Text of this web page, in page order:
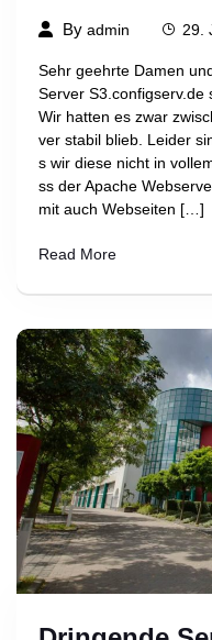
By admin 29.
Sehr geehrte Damen
Server S3.configserv.de
Wir hatten es zwar
ver stabil blieb. Leider
s wir diese nicht in
ss der Apache
mit auch Webseiten […]
Read More